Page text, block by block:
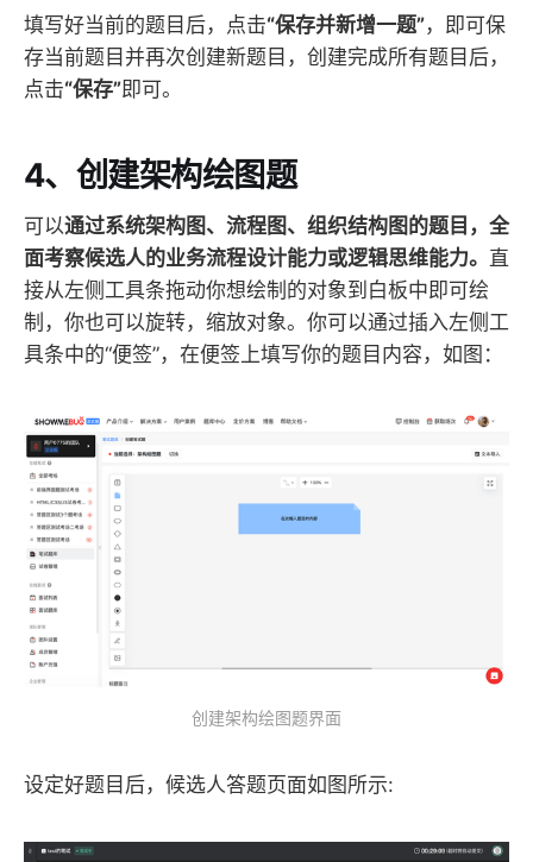
填写好当前的题目后，点击“保存并新增一题”，即可保
存当前题目并再次创建新题目，创建完成所有题目后，
点击“保存”即可。
4、创建架构绘图题
可以通过系统架构图、流程图、组织结构图的题目，全
面考察候选人的业务流程设计能力或逻辑思维能力。 直
接从左侧工具条拖动你想绘制的对象到白板中即可绘
制，你也可以旋转，缩放对象。你可以通过插入左侧工
具条中的“便签”，在便签上填写你的题目内容，如图：
创建架构绘图题界面
设定好题目后，候选人答题页面如图所示: